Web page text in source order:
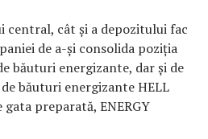
central, cât și a depozitului fac
de a-și consolida poziția
băuturi energizante, dar și de
băuturi energizante HELL
gata preparată, ENERGY